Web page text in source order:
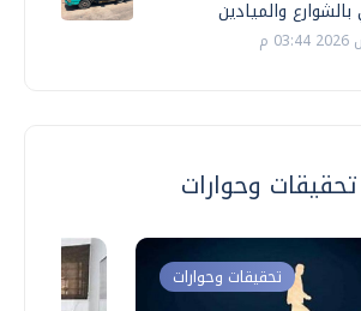
بالشوارع والميادين
تحقيقات وحوارات
تحقيقات وحوارات